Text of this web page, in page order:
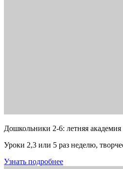
Дошкольники 2-6: летняя академия
Уроки 2,3 или 5 раз неделю,
Узнать подробнее